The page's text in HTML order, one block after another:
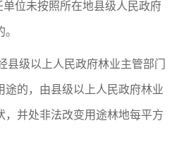
位未按照所在地县级人民政府
以上人民政府林业主管部门
的，由县级以上人民政府林业
并处非法改变用途林地每平方